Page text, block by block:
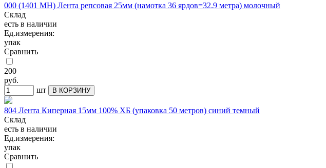
000 (1401 МН) Лента репсовая 25мм (намотка 36 ярдов=32.9 метра) молочный
Склад
есть в наличии
Ед.измерения:
упак
Сравнить
200
руб.
шт
В КОРЗИНУ
804 Лента Киперная 15мм 100% ХБ (упаковка 50 метров) синий темный
Склад
есть в наличии
Ед.измерения:
упак
Сравнить